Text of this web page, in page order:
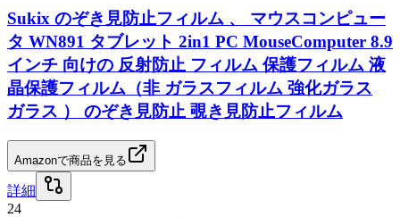
Sukix のぞき見防止フィルム 、 マウスコンピュー
タ WN891 タブレット 2in1 PC MouseComputer 8.9
インチ 向けの 反射防止 フィルム 保護フィルム 液
晶保護フィルム（非 ガラスフィルム 強化ガラス
ガラス ） のぞき見防止 覗き見防止フィルム
Amazonで商品を見る
詳細
24